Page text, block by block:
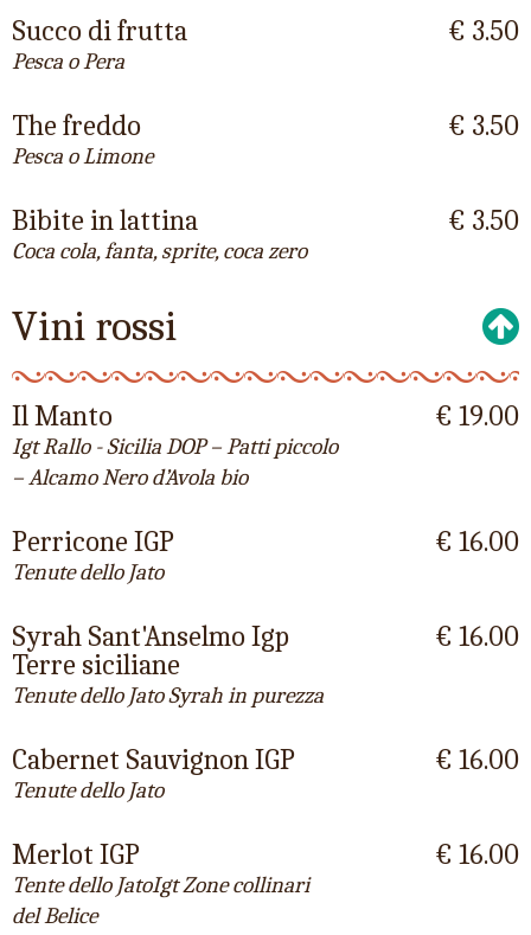
Succo di frutta
Pesca o Pera
€ 3.50
The freddo
Pesca o Limone
€ 3.50
Bibite in lattina
Coca cola, fanta, sprite, coca zero
€ 3.50
Vini rossi
Il Manto
Igt Rallo - Sicilia DOP – Patti piccolo
– Alcamo Nero d’Avola bio
€ 19.00
Perricone IGP
Tenute dello Jato
€ 16.00
Syrah Sant'Anselmo Igp
Terre siciliane
Tenute dello Jato Syrah in purezza
€ 16.00
Cabernet Sauvignon IGP
Tenute dello Jato
€ 16.00
Merlot IGP
Tente dello JatoIgt Zone collinari
del Belice
€ 16.00